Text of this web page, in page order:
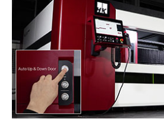
고객지원
서비스
트레이닝
교육일정
교육신청/문의
투자정보
재무정보
IR 자료실
사회공헌
사회공헌개요
사회공헌활동